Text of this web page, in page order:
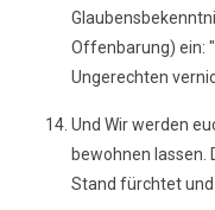
Offenbarung) ein:
Ungerechten
Und Wir werden
bewohnen lassen.
Stand fürchtet